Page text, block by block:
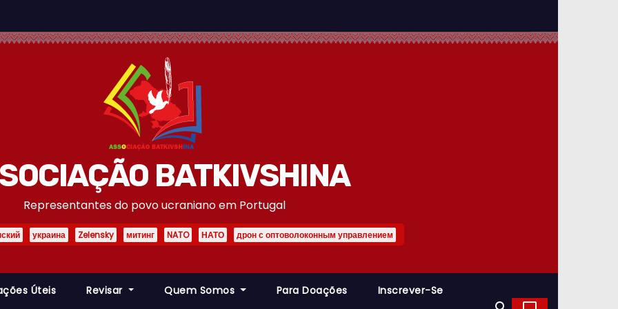
BATKIVSHINA
Representantes do povo ucraniano em Portugal
украина Zelensky митинг NATO НАТО дрон с оптоволоконным управлением
Úteis Revisar Quem Somos Para Doações Inscrever-Se